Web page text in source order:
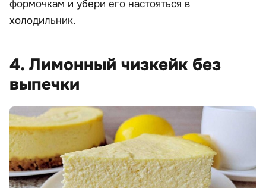
формочкам и убери его настояться в
холодильник.
4. Лимонный чизкейк без
выпечки